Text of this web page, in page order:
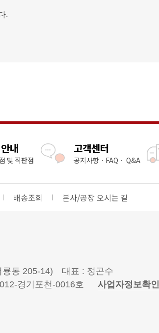
.
내
및 직판점
고객센터
공지사항ㆍFAQㆍ Q&A
배송조회 본사/공장 오시는 길
동 205-14)
대표 : 정곤수
경기포천-0016호
사업자정보확인